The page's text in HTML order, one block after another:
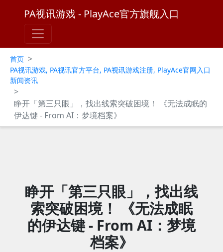
PA视讯游戏 - PlayAce官方旗舰入口
首页 >
PA视讯游戏, PA视讯官方平台, PA视讯游戏注册, PlayAce官网入口
新闻资讯
>
睁开「第三只眼」，找出线索突破困境！ 《无法成眠的
伊达键 - From AI：梦境档案》
睁开「第三只眼」，找出线
索突破困境！ 《无法成眠
的伊达键 - From AI：梦境
档案》